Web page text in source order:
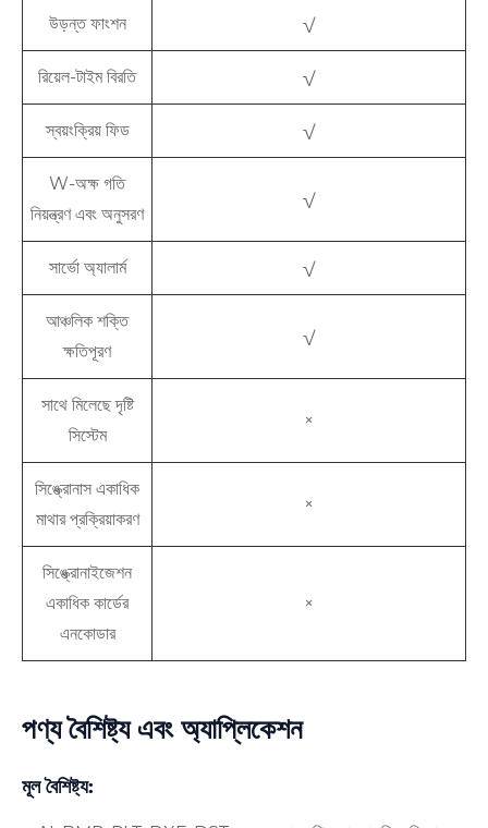
উড়ন্ত ফাংশন √
রিয়েল-টাইম বিরতি √
স্বয়ংক্রিয় ফিড √
W-অক্ষ গতি
নিয়ন্ত্রণ এবং অনুসরণ
√
সার্ভো অ্যালার্ম √
আঞ্চলিক শক্তি
ক্ষতিপূরণ
√
সাথে মিলেছে দৃষ্টি
সিস্টেম
×
সিঙ্ক্রোনাস একাধিক
মাথার প্রক্রিয়াকরণ
×
সিঙ্ক্রোনাইজেশন
একাধিক কার্ডের
এনকোডার
×
পণ্য বৈশিষ্ট্য এবং অ্যাপ্লিকেশন
মূল বৈশিষ্ট্য: